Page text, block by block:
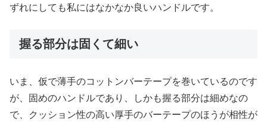
ずれにしても私にはなかなか良いハンドルです。
握る部分は固くて細い
いま、仮で薄手のコットンバーテープを巻いているのです
が、固めのハンドルであり、しかも握る部分は細めなの
で、クッション性の高い厚手のバーテープのほうが相性が